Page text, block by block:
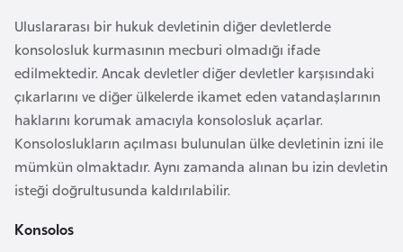
Uluslararası bir hukuk devletinin diğer devletlerde
konsolosluk kurmasının mecburi olmadığı ifade
edilmektedir. Ancak devletler diğer devletler karşısındaki
çıkarlarını ve diğer ülkelerde ikamet eden vatandaşlarının
haklarını korumak amacıyla konsolosluk açarlar.
Konsoloslukların açılması bulunulan ülke devletinin izni ile
mümkün olmaktadır. Aynı zamanda alınan bu izin devletin
isteği doğrultusunda kaldırılabilir.
Konsolos
z
e
r
b
a
y
c
a